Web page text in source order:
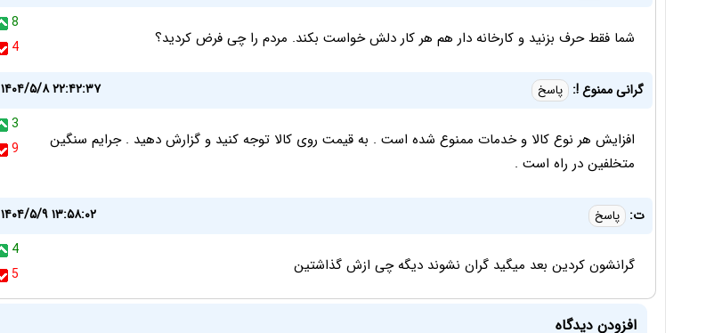
8
4
شما فقط حرف بزنید و کارخانه دار هم هر کار دلش خواست بکند. مردم را چی فرض کردید؟
گرانی ممنوع !: پاسخ
۱۴۰۴/۵/۸ ۲۲:۴۲:۳۷
3
9
افزایش هر نوع کالا و خدمات ممنوع شده است . به قیمت روی کالا توجه کنید و گزارش دهید . جرایم سنگین
متخلفین در راه است .
ت: پاسخ
۱۴۰۴/۵/۹ ۱۳:۵۸:۰۲
4
5
گرانشون کردین بعد میگید گران نشوند دیگه چی ازش گذاشتین
افزودن دیدگاه